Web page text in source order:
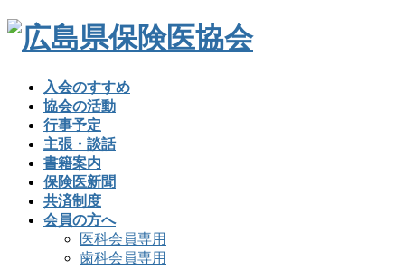
入会のすすめ
協会の活動
行事予定
主張・談話
書籍案内
保険医新聞
共済制度
会員の方へ
医科会員専用
歯科会員専用